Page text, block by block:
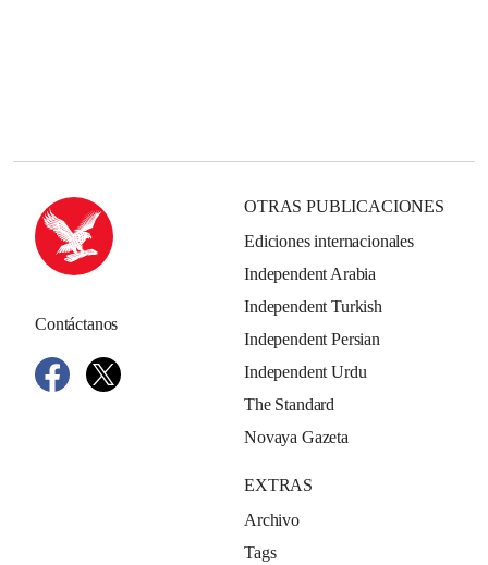
Contáctanos
OTRAS PUBLICACIONES
Ediciones internacionales
Independent Arabia
Independent Turkish
Independent Persian
Independent Urdu
The Standard
Novaya Gazeta
EXTRAS
Archivo
Tags